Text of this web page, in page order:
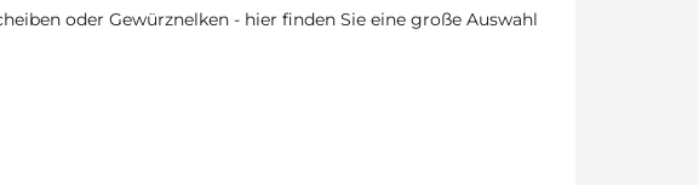
oder Gewürznelken - hier finden Sie eine große Auswahl